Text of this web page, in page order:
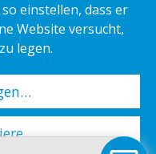
All rights reserved.
einstellen, dass er
Website versucht,
legen.